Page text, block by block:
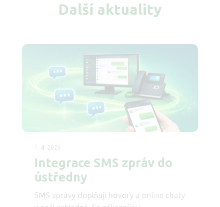
Další aktuality
1. 4. 2026
Integrace SMS zpráv do
ústředny
SMS zprávy doplňují hovory a online chaty